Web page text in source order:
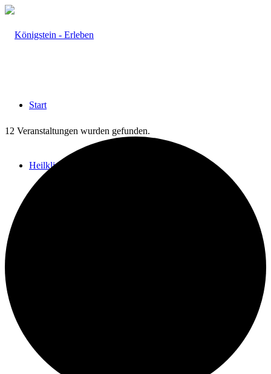
Start
Heilklima
12 Veranstaltungen wurden gefunden.